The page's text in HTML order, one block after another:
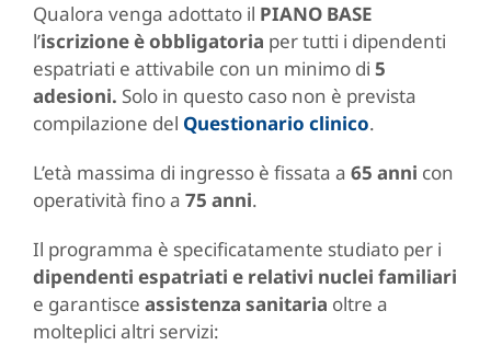
Qualora venga adottato il PIANO BASE
l’iscrizione è obbligatoria per tutti i dipendenti
espatriati e attivabile con un minimo di 5
adesioni. Solo in questo caso non è prevista
compilazione del Questionario clinico.
L’età massima di ingresso è fissata a 65 anni con
operatività fino a 75 anni.
Il programma è specificatamente studiato per i
dipendenti espatriati e relativi nuclei familiari
e garantisce assistenza sanitaria oltre a
molteplici altri servizi: